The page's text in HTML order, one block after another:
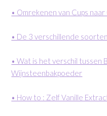
• Omrekenen van Cups naar
• De 3 verschillende
• Wat is het verschil tussen
Wijnsteenbakpoeder
• How to : Zelf Vanille